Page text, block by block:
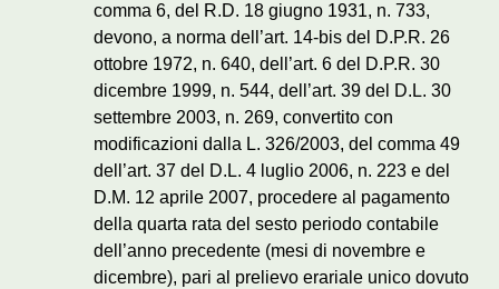
comma 6, del R.D. 18 giugno 1931, n. 733,
devono, a norma dell’art. 14-bis del D.P.R. 26
ottobre 1972, n. 640, dell’art. 6 del D.P.R. 30
dicembre 1999, n. 544, dell’art. 39 del D.L. 30
settembre 2003, n. 269, convertito con
modificazioni dalla L. 326/2003, del comma 49
dell’art. 37 del D.L. 4 luglio 2006, n. 223 e del
D.M. 12 aprile 2007, procedere al pagamento
della quarta rata del sesto periodo contabile
dell’anno precedente (mesi di novembre e
dicembre), pari al prelievo erariale unico dovuto